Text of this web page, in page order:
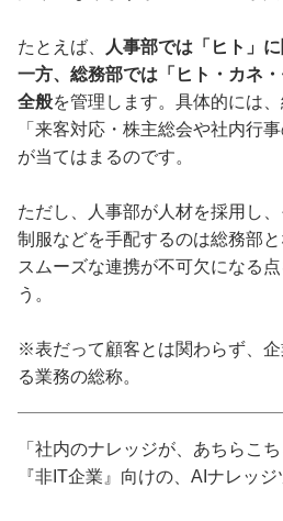
たとえば、
人事部では「ヒト」
一方、総務部では「ヒト・カネ
全般を管理します。具体的には
「来客対応・株主総会や社内行
が当てはまるのです。
ただし、人事部が人材を採用し
制服などを手配するのは総務部
スムーズな連携が不可欠になる
う。
※表だって顧客とは関わらず、
る業務の総称。
「社内のナレッジが、あちらこ
『非IT企業』向けの、AIナレッジ